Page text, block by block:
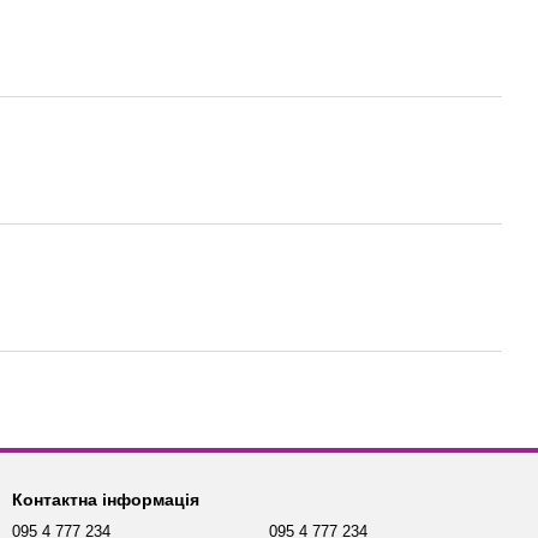
Контактна інформація
095 4 777 234 095 4 777 234